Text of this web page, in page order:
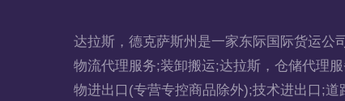
达拉斯，德克萨斯州是一家东际国际货运公
物流代理服务;装卸搬运;达拉斯，仓储代理
物进出口(专营专控商品除外);技术进出口;道